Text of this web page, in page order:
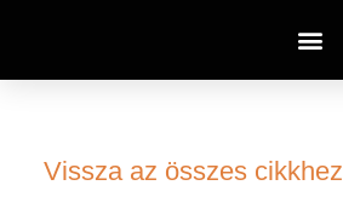
Vissza az összes cikkhez